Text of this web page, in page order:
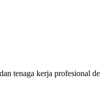
tenaga kerja profesional